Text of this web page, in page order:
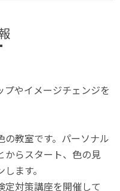
やイメージチェンジを
教室です。パーソナル
からスタート、色の見
ます。
定対策講座を開催して